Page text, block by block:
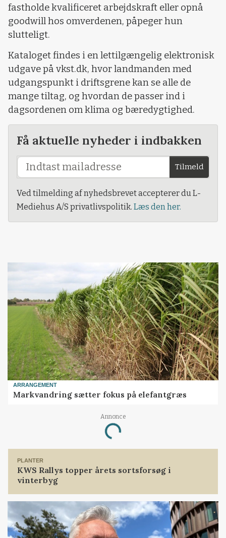
fastholde kvalificeret arbejdskraft eller opnå
goodwill hos omverdenen, påpeger hun
slutteligt.
Kataloget findes i en lettilgængelig elektronisk
udgave på vkst.dk, hvor landmanden med
udgangspunkt i driftsgrene kan se alle de
mange tiltag, og hvordan de passer ind i
dagsordenen om klima og bæredygtighed.
Få aktuelle nyheder i indbakken
Tilmeld
Ved tilmelding af nyhedsbrevet accepterer du L-
Mediehus A/S privatlivspolitik. Læs den her.
ARRANGEMENT
Markvandring sætter fokus på elefantgræs
Annonce
Loading...
PLANTER
KWS Rallys topper årets sortsforsøg i
vinterbyg